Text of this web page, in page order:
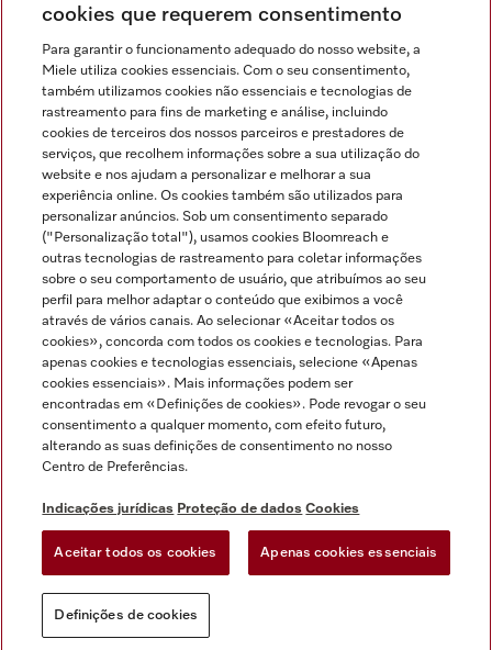
Indicações jurídicas
Condições gerais
Proteção de dados
Condições de utilização
Canal de Ética
Formulário de livre resolução
Miele no Instagram
Miele no Facebook
Miele no Youtube
cookies que requerem consentimento
Para garantir o funcionamento adequado do nosso website, a
Miele utiliza cookies essenciais. Com o seu consentimento,
também utilizamos cookies não essenciais e tecnologias de
rastreamento para fins de marketing e análise, incluindo
cookies de terceiros dos nossos parceiros e prestadores de
serviços, que recolhem informações sobre a sua utilização do
website e nos ajudam a personalizar e melhorar a sua
experiência online. Os cookies também são utilizados para
personalizar anúncios. Sob um consentimento separado
("Personalização total"), usamos cookies Bloomreach e
outras tecnologias de rastreamento para coletar informações
sobre o seu comportamento de usuário, que atribuímos ao seu
perfil para melhor adaptar o conteúdo que exibimos a você
através de vários canais. Ao selecionar «Aceitar todos os
cookies», concorda com todos os cookies e tecnologias. Para
apenas cookies e tecnologias essenciais, selecione «Apenas
cookies essenciais». Mais informações podem ser
encontradas em «Definições de cookies». Pode revogar o seu
consentimento a qualquer momento, com efeito futuro,
alterando as suas definições de consentimento no nosso
Centro de Preferências.
Indicações jurídicas Proteção de dados Cookies
Aceitar todos os cookies Apenas cookies essenciais
Definições de cookies